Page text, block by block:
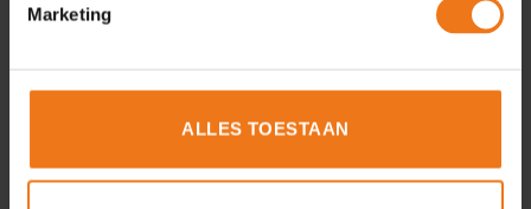
Marketing
ALLES TOESTAAN
voorwaarden.
Cookies
cookies toe te passen. Een ‘cookie’ is een klein
bestandje met informatie dat opgeslagen